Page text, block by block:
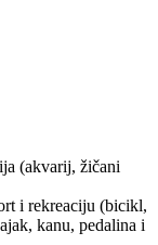
(akvarij, žičani
i rekreaciju (bicikl,
kanu, pedalina i